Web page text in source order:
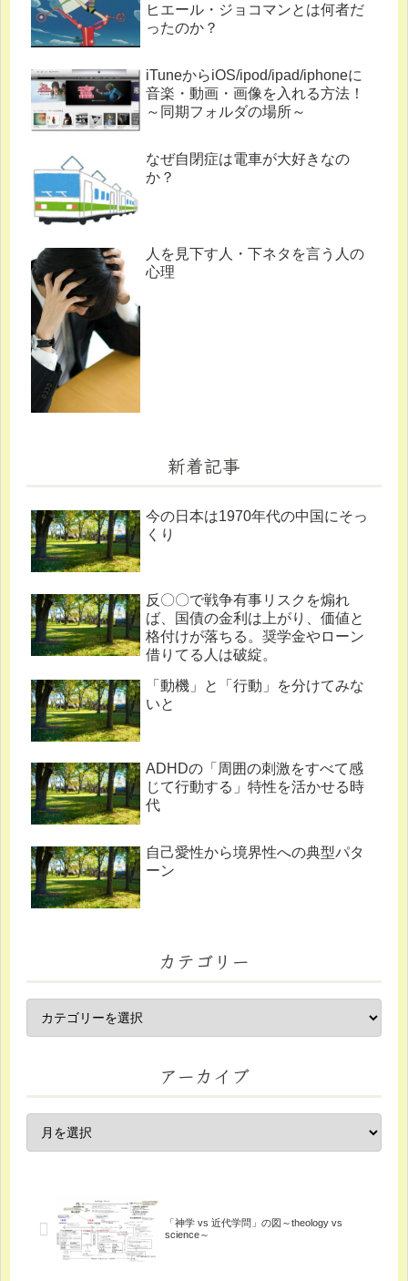
ヒエール・ジョコマンとは何者だ
ったのか？
iTuneからiOS/ipod/ipad/iphoneに
音楽・動画・画像を入れる方法！
～同期フォルダの場所～
なぜ自閉症は電車が大好きなの
か？
人を見下す人・下ネタを言う人の
心理
新着記事
今の日本は1970年代の中国にそっ
くり
反〇〇で戦争有事リスクを煽れ
ば、国債の金利は上がり、価値と
格付けが落ちる。奨学金やローン
借りてる人は破綻。
「動機」と「行動」を分けてみな
いと
ADHDの「周囲の刺激をすべて感
じて行動する」特性を活かせる時
代
自己愛性から境界性への典型パタ
ーン
カテゴリー
アーカイブ
「神学 vs 近代学問」の図～theology vs
science～